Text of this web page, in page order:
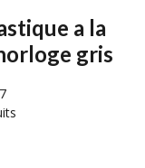
a la
gris